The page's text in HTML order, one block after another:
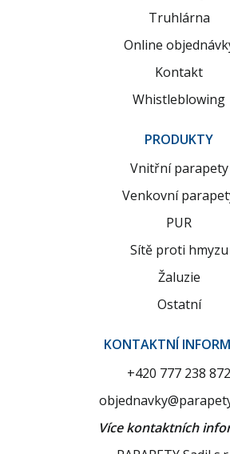
Truhlárna
Online
Kontakt
Whistleblowing
PRODUKTY
Vnitřní parapety
Venkovní
PUR
Sítě proti hmyzu
Žaluzie
Ostatní
KONTAKTNÍ
+420 777 238 872
Více kontaktních